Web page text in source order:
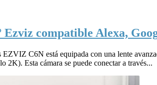
compatible Alexa,
EZVIZ C6N está equipada con una lente
2K). Esta cámara se puede conectar a través...